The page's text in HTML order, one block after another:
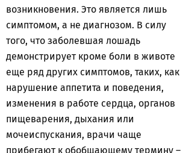
возникновения. Это является лишь
симптомом, а не диагнозом. В силу
того, что заболевшая лошадь
демонстрирует кроме боли в животе
еще ряд других симптомов, таких, как
нарушение аппетита и поведения,
изменения в работе сердца, органов
пищеварения, дыхания или
мочеиспускания, врачи чаще
прибегают к обобщающему термину –